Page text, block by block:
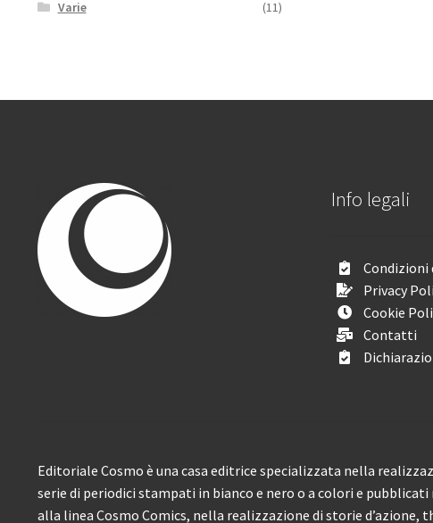
Varie
(11)
Info legali
Condizioni
Privacy
Cookie
Contatti
Editoriale Cosmo è una casa editrice specializzata nella
serie di periodici stampati in bianco e nero o a colori e
alla linea Cosmo Comics, nella realizzazione di storie